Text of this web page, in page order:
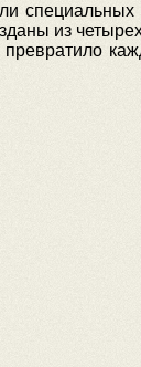
специальных
из
превратило